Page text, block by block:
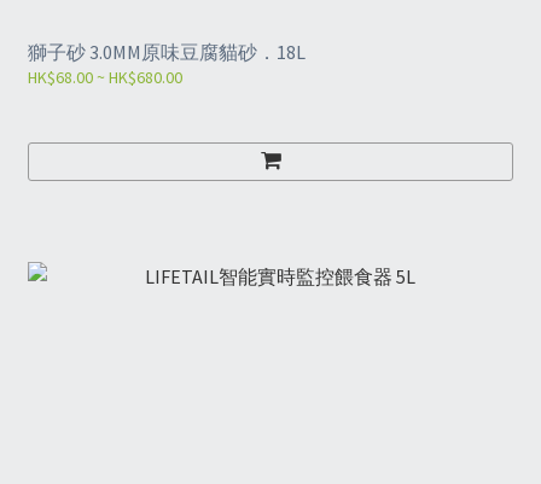
獅子砂 3.0MM原味豆腐貓砂．18L
HK$68.00 ~ HK$680.00